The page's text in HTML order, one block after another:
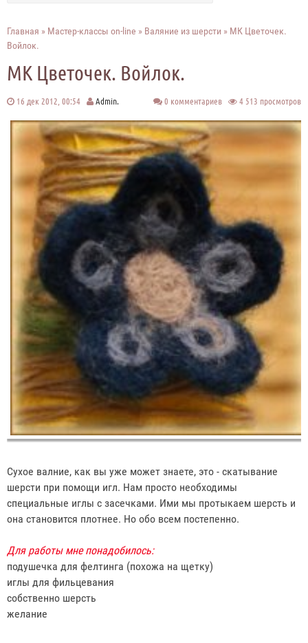
Главная » Мастер-классы on-line » Валяние из шерсти » МК Цветочек.
Войлок.
МК Цветочек. Войлок.
16 дек 2012, 00:54 Admin. 0 комментариев 4 513 просмотров
Сухое валние, как вы уже может знаете, это - скатывание
шерсти при помощи игл. Нам просто необходимы
специальные иглы с засечками. Ими мы протыкаем шерсть и
она становится плотнее. Но обо всем постепенно.
Для работы мне понадобилось:
подушечка для фелтинга (похожа на щетку)
иглы для фильцевания
собственно шерсть
желание